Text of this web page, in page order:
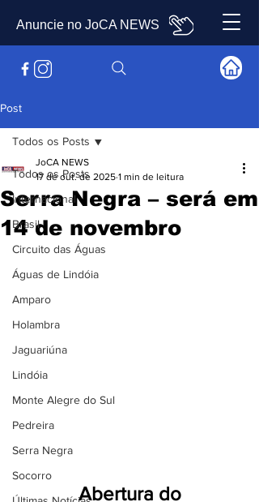
Anuncie no JoCA NEWS
Post
Todos os Posts
Internacional
Brasil
Circuito das Águas
Águas de Lindóia
Amparo
Holambra
Jaguariúna
Lindóia
Monte Alegre do Sul
Pedreira
Serra Negra
Socorro
Todos os Posts
Serra Negra – será em
14 de novembro
JoCA NEWS
17 de out. de 2025 1 min de leitura
Abertura do